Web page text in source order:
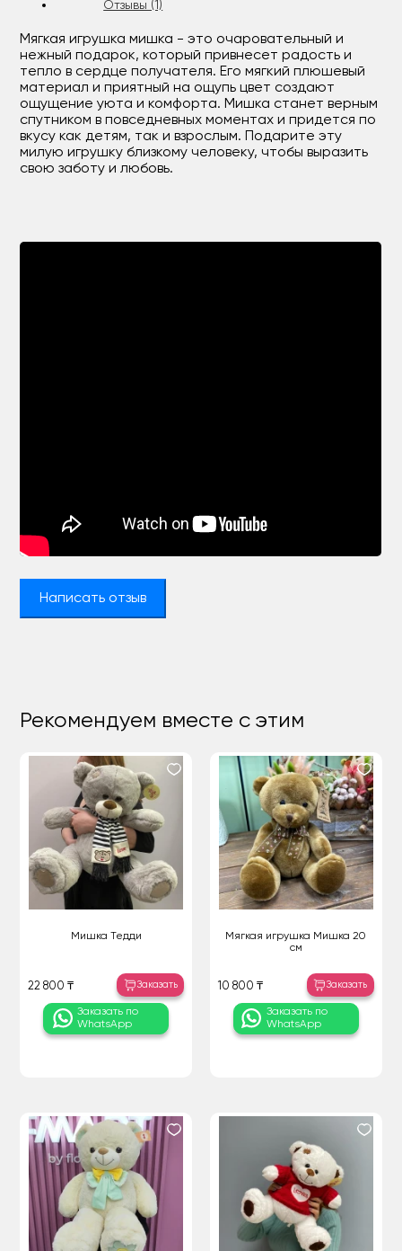
Отзывы (1)
Мягкая игрушка мишка - это очаровательный и
нежный подарок, который привнесет радость и
тепло в сердце получателя. Его мягкий плюшевый
материал и приятный на ощупь цвет создают
ощущение уюта и комфорта. Мишка станет верным
спутником в повседневных моментах и придется по
вкусу как детям, так и взрослым. Подарите эту
милую игрушку близкому человеку, чтобы выразить
свою заботу и любовь.
Написать отзыв
Рекомендуем вместе с этим
Мишка Тедди
22 800 ₸ Заказать
Заказать по
WhatsApp
Мягкая игрушка Мишка 20
см
10 800 ₸ Заказать
Заказать по
WhatsApp